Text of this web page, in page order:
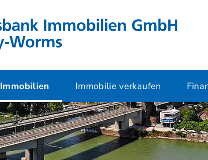
Immobilien Immobilie verkaufen